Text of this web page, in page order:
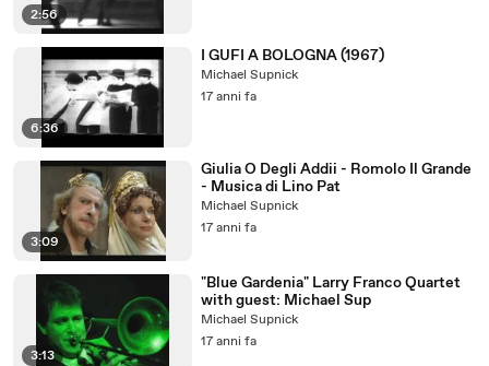
2:56
6:36
I GUFI A BOLOGNA (1967)
Michael Supnick
17 anni fa
3:09
Giulia O Degli Addii - Romolo Il Grande
- Musica di Lino Pat
Michael Supnick
17 anni fa
3:13
"Blue Gardenia" Larry Franco Quartet
with guest: Michael Sup
Michael Supnick
17 anni fa